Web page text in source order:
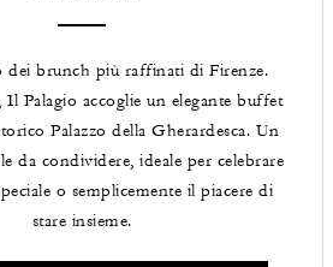
dei brunch più raffinati di Firenze.
Palagio accoglie un elegante buffet
Palazzo della Gherardesca. Un
da condividere, ideale per celebrare
o semplicemente il piacere di
stare insieme.